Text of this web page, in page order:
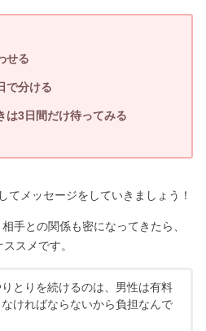
せる
で分ける
は3日間だけ待ってみる
てメッセージをしていきましょう！
手との関係も密になってきたら、
スメです。
とりを続けるのは、男性は有料
ければならないから負担なんで